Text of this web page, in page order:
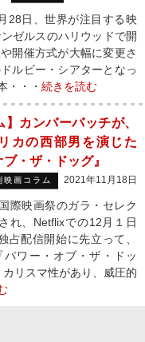
28日、世界が注目する映
ゼルスのハリウッドで開
開催方式が大幅に変更さ
ルビー・シアターとなっ
・・・ 続きを読む
】カンバーバッチが、
カの西部男を演じた
ブ・ザ・ドッグ』
映画コラム 2021年11月18日
際映画祭のガラ・セレク
れ、Netflixでの12月１日
占配信開始に先立って、
ワー・オブ・ザ・ドッ
リスマ性があり、威圧的